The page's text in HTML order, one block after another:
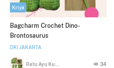
Kriya
Bagcharm Crochet Dino-
Brontosaurus
DKI JAKARTA
34